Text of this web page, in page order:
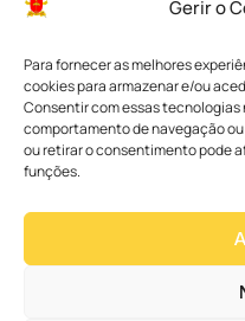
Gerir o
Para fornecer as melhores
cookies para armazenar e/ou
Consentir com essas
comportamento de navegação
ou retirar o consentimento pode
funções.
Notícias
Notícias da Arquidiocese
Notícias Cáritas
Palavra dos Bispos